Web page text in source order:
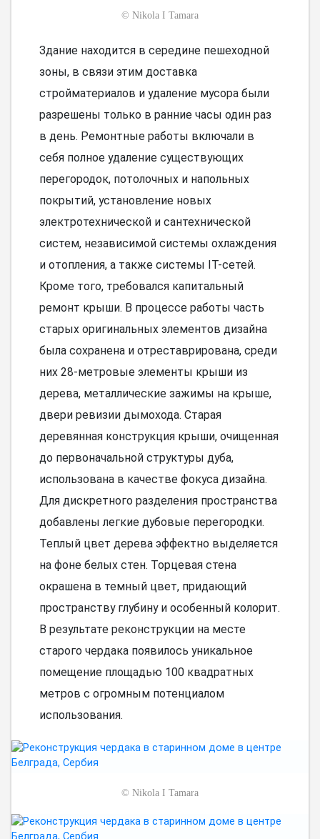
© Nikola I Tamara
Здание находится в середине пешеходной
зоны, в связи этим доставка
стройматериалов и удаление мусора были
разрешены только в ранние часы один раз
в день. Ремонтные работы включали в
себя полное удаление существующих
перегородок, потолочных и напольных
покрытий, установление новых
электротехнической и сантехнической
систем, независимой системы охлаждения
и отопления, а также системы IT-сетей.
Кроме того, требовался капитальный
ремонт крыши. В процессе работы часть
старых оригинальных элементов дизайна
была сохранена и отреставрирована, среди
них 28-метровые элементы крыши из
дерева, металлические зажимы на крыше,
двери ревизии дымохода. Старая
деревянная конструкция крыши, очищенная
до первоначальной структуры дуба,
использована в качестве фокуса дизайна.
Для дискретного разделения пространства
добавлены легкие дубовые перегородки.
Теплый цвет дерева эффектно выделяется
на фоне белых стен. Торцевая стена
окрашена в темный цвет, придающий
пространству глубину и особенный колорит.
В результате реконструкции на месте
старого чердака появилось уникальное
помещение площадью 100 квадратных
метров с огромным потенциалом
использования.
© Nikola I Tamara